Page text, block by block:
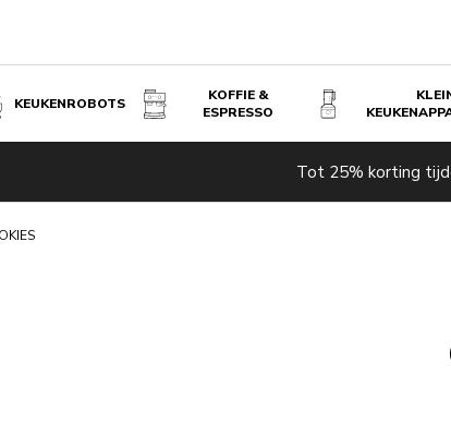
KEUKENROBOTS
KOFFIE &
ESPRESSO
Tot 25% korting